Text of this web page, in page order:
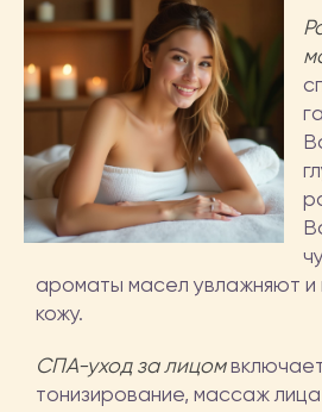
ароматы масел увлажняют
кожу.
СПА-уход за лицом
тонизирование, массаж